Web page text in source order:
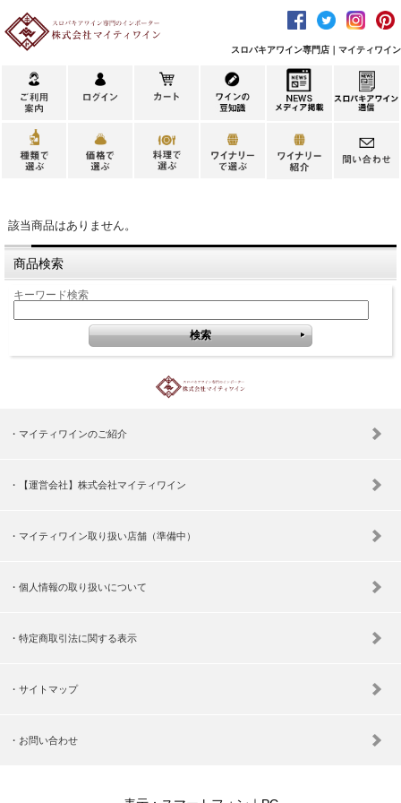
スロバキアワイン専門店｜マイティワイン
該当商品はありません。
商品検索
キーワード検索
マイティワインのご紹介
【運営会社】株式会社マイティワイン
マイティワイン取り扱い店舗（準備中）
個人情報の取り扱いについて
特定商取引法に関する表示
サイトマップ
お問い合わせ